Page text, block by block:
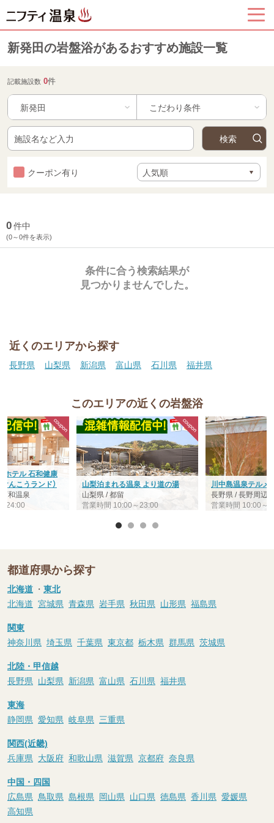
新発田の岩盤浴があるおすすめ施設一覧
記載施設数 0件
新発田
クーポン有り
0件中
(0～0件を表示)
条件に合う検索結果が
見つかりませんでした。
近くのエリアから探す
長野県 山梨県 新潟県 富山県 石川県 福井県
このエリアの近くの岩盤浴
ホテル 石和健康
んこうランド）
和温泉
24:00
山梨泊まれる温泉 より道の湯
山梨県 / 都留
営業時間 10:00～23:00
川中島温泉テルメ
長野県 / 長野周辺
営業時間 10:00～
都道府県から探す
北海道 ・ 東北
北海道 宮城県 青森県 岩手県 秋田県 山形県 福島県
関東
神奈川県 埼玉県 千葉県 東京都 栃木県 群馬県 茨城県
北陸・甲信越
長野県 山梨県 新潟県 富山県 石川県 福井県
東海
静岡県 愛知県 岐阜県 三重県
関西(近畿)
兵庫県 大阪府 和歌山県 滋賀県 京都府 奈良県
中国・四国
広島県 鳥取県 島根県 岡山県 山口県 徳島県 香川県 愛媛県
高知県